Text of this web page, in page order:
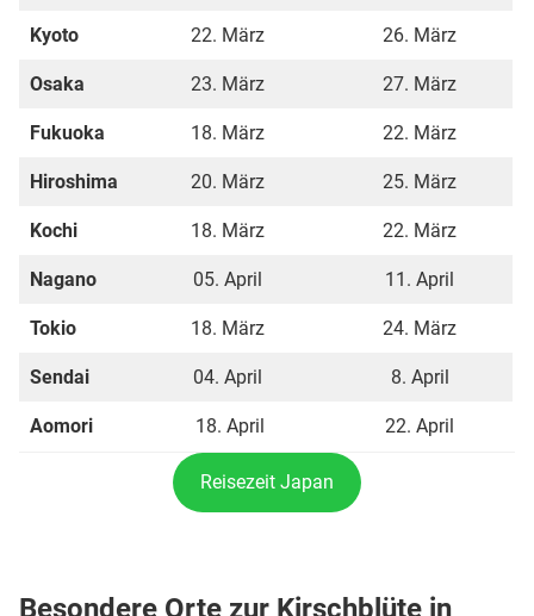
Kyoto 22. März 26. März
Osaka 23. März 27. März
Fukuoka 18. März 22. März
Hiroshima 20. März 25. März
Kochi 18. März 22. März
Nagano 05. April 11. April
Tokio 18. März 24. März
Sendai 04. April 8. April
Aomori 18. April 22. April
Reisezeit Japan
Besondere Orte zur Kirschblüte in